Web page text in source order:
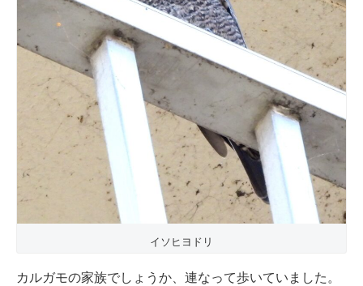
イソヒヨドリ
カルガモの家族でしょうか、連なって歩いていました。